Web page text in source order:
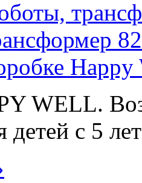
WELL.
детей с 5 лет